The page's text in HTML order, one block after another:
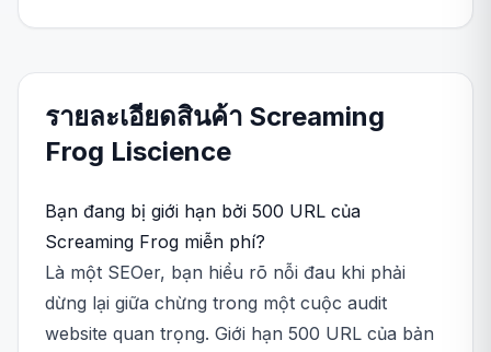
รายละเอียดสินค้า Screaming
Frog Liscience
Bạn đang bị giới hạn bởi 500 URL của
Screaming Frog miễn phí?
Là một SEOer, bạn hiểu rõ nỗi đau khi phải
dừng lại giữa chừng trong một cuộc audit
website quan trọng. Giới hạn 500 URL của bản